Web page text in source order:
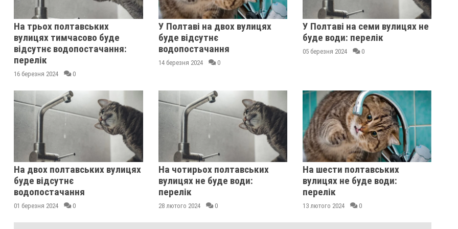
На трьох полтавських
вулицях тимчасово буде
відсутнє водопостачання:
перелік
16 березня 2024 0
У Полтаві на двох вулицях
буде відсутнє
водопостачання
14 березня 2024 0
У Полтаві на семи вулицях не
буде води: перелік
05 березня 2024 0
На двох полтавських вулицях
буде відсутнє
водопостачання
01 березня 2024 0
На чотирьох полтавських
вулицях не буде води:
перелік
28 лютого 2024 0
На шести полтавських
вулицях не буде води:
перелік
13 лютого 2024 0